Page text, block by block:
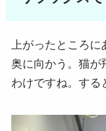
上がったところに
奥に向かう。猫が
わけですね。する